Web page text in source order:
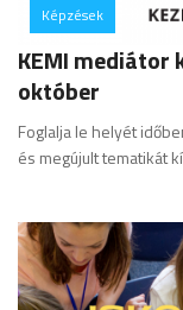
Képzések
hozzászólás
KEMI mediátor
október
Foglalja le helyét
és megújult tematikát